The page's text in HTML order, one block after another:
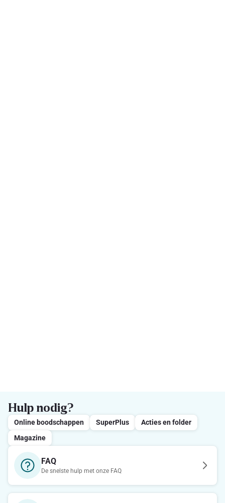
Hulp nodig?
Online boodschappen SuperPlus
Acties en folder
Magazine
FAQ
De snelste hulp met onze FAQ